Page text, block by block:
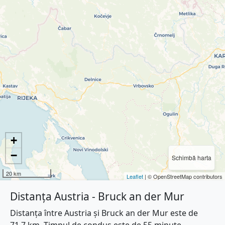
Schimbă harta
+
−
20 km Leaflet | © OpenStreetMap contributors
Distanța Austria - Bruck an der Mur
Distanța între Austria și Bruck an der Mur este de